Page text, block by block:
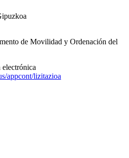
de Movilidad y Ordenación del
appcont/lizitazioa